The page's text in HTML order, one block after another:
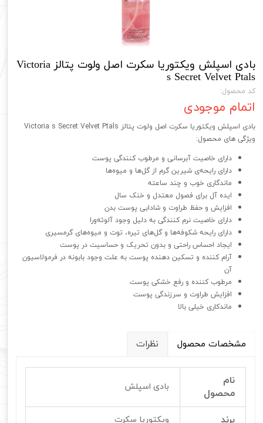
بادی اسپلش ویکتوریا سکرت اصل ولوت پتالز Victoria
s Secret Velvet Ptals
کد محصول:
اتمام موجودی
بادی اسپلش ویکتوریا سکرت اصل ولوت پتالز Victoria s Secret Velvet Ptals
ویژگی های محصول:
دارای خاصیت آبرسانی و مرطوب کنندگی پوست
دارای رایحه‌ی شیرین گرم از گل‌ها و میوه‌ها
ماندگاری خوب و چند ساعته
ایده آل برای فصول معتدل و خنک سال
افزایش و حفظ طراوت و شادابی پوست بدن
دارای خاصیت نرم کنندگی به دلیل وجود آلوئه‌ورا
دارای رایحه شکوفه‌ها و گل‌های تیره، توت‌ و میوه‌های گرمسیری
ایجاد احساس راحتی و بدون تحریک و حساسیت در پوست
آرام کننده و تسکین دهنده پوست به علت وجود بابونه در فرمولاسیون
آن
مرطوب کننده و رفع خشکی پوست
افزایش طراوت و سرزندگی پوست
ماندکاری خیلی بالا
مشخصات محصول نظرات
نام
محصول
بادی اسپلش
برند ویکتوریا سکرت